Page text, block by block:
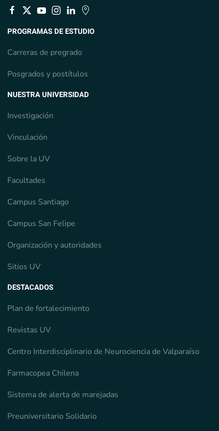
PROGRAMAS DE ESTUDIO
Carreras de pregrado
Posgrados y postítulos
NUESTRA UNIVERSIDAD
Investigación
Vinculación
Sobre la UV
Facultades
Campus Santiago
Campus San Felipe
Organización y autoridades
Sitios UV
DESTACADOS
Plan de fortalecimiento
Revistas UV
Centro Interdisciplinario de Neurociencia de Valparaíso
Farmacopea Chilena
Sistema de alerta de marejadas
Preuniversitario Solidario